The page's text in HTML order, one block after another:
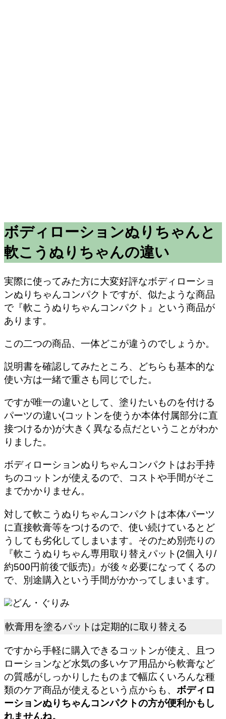
ボディローションぬりちゃんと
軟こうぬりちゃんの違い
実際に使ってみた方に大変好評なボディローショ
ンぬりちゃんコンパクトですが、似たような商品
で『軟こうぬりちゃんコンパクト』という商品が
あります。
この二つの商品、一体どこが違うのでしょうか。
説明書を確認してみたところ、どちらも基本的な
使い方は一緒で重さも同じでした。
ですが唯一の違いとして、 塗りたいものを付ける
パーツの違い(コットンを使うか本体付属部分に直
接つけるか)が大きく異なる点だということがわか
りました。
ボディローションぬりちゃんコンパクトはお手持
ちのコットンが使えるので、コストや手間がそこ
までかかりません。
対して軟こうぬりちゃんコンパクトは本体パーツ
に直接軟膏等をつけるので、使い続けているとど
うしても劣化してしまいます。そのため別売りの
『軟こうぬりちゃん専用取り替えパット(2個入り/
約500円前後で販売)』が後々必要になってくるの
で、別途購入という手間がかかってしまいます。
どん・ぐりみ
軟膏用を塗るパットは定期的に取り替える
ですから手軽に購入できるコットンが使え、且つ
ローションなど水気の多いケア用品から軟膏など
の質感がしっかりしたものまで幅広くいろんな種
類のケア商品が使えるという点からも、 ボディロ
ーションぬりちゃんコンパクトの方が便利かもし
れませんね。